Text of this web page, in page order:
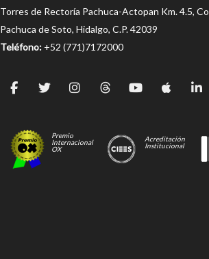
Torres de Rectoría Pachuca-Actopan Km. 4.5,
Pachuca de Soto, Hidalgo, C.P. 42039
Teléfono: +52 (771)7172000
Premio
Internacional
OX
Acreditación
Institucional